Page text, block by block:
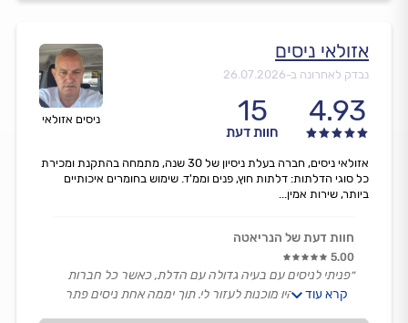
ניסים אזולאי
אזולאי ניסים
נבדק לאחרונה ב-26.07.2026
4.93
15
חוות דעת
אזולאי ניסים, חברה בעלת ניסיון של 30 שנה, מתמחה בהתקנת ומכירת
כל סוגי הדלתות: דלתות חוץ, פנים וממ'ד. שימוש בחומרים איכותיים
ביותר, שירות אמין...
חוות דעת של הנריאטה
5.00
״פניתי לניסים עם בעיה גדולה עם הדלת, כאשר כל חברות
הדלתות לא היו מוכנות לעזור לי. תוך יממה אחת ניסים פתר
קרא עוד